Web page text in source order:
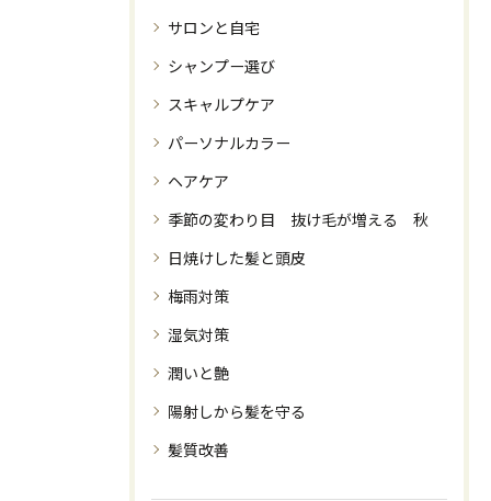
サロンと自宅
シャンプー選び
スキャルプケア
パーソナルカラー
ヘアケア
季節の変わり目 抜け毛が増える 秋
日焼けした髪と頭皮
梅雨対策
湿気対策
潤いと艶
陽射しから髪を守る
髪質改善